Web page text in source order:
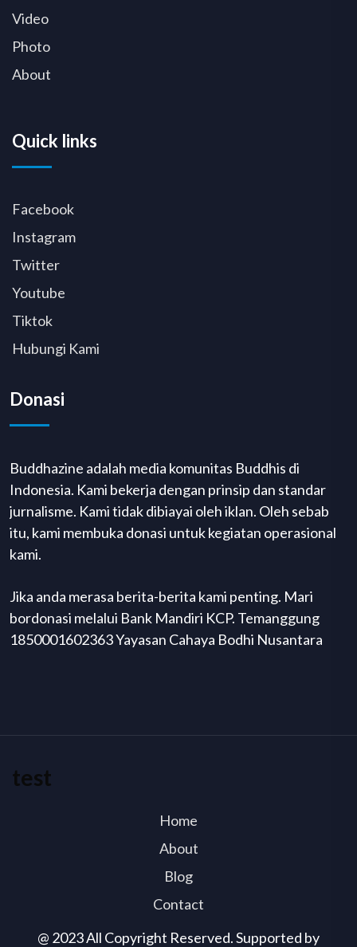
Video
Photo
About
Quick links
Facebook
Instagram
Twitter
Youtube
Tiktok
Hubungi Kami
Donasi
Buddhazine adalah media komunitas Buddhis di
Indonesia. Kami bekerja dengan prinsip dan standar
jurnalisme. Kami tidak dibiayai oleh iklan. Oleh sebab
itu, kami membuka donasi untuk kegiatan operasional
kami.
Jika anda merasa berita-berita kami penting. Mari
bordonasi melalui Bank Mandiri KCP. Temanggung
1850001602363 Yayasan Cahaya Bodhi Nusantara
@ 2023 All Copyright Reserved. Supported by
test
Home
About
Blog
Contact